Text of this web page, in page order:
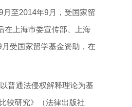
至2014年9月，受国家留
在上海市委宣传部、上海
受国家留学基金资助，在
通法侵权解释理论为基
较研究》（法律出版社